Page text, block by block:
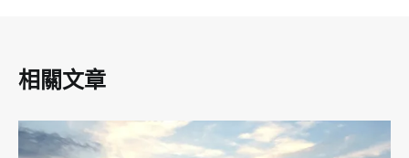
相關文章